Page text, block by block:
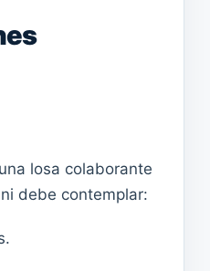
losa colaborante
debe contemplar: